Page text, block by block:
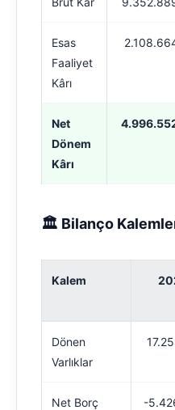
Esas
Faaliyet
Kârı
Net
Dönem
Kârı
🏛️ Bilanço
Kalem
Dönen
Varlıklar
Net Borç -